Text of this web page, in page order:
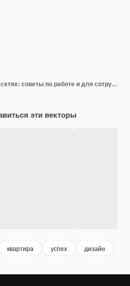
Посты в социальных сетях: советы по работе и для сотрудников
эти векторы
квартира успех дизайн